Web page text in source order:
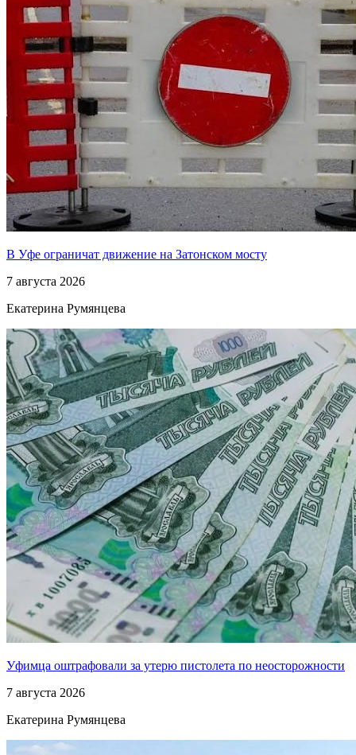
В Уфе ограничат движение на Затонском мосту
7 августа 2026
Екатерина Румянцева
Уфимца оштрафовали за утерю пистолета по неосторожности
7 августа 2026
Екатерина Румянцева